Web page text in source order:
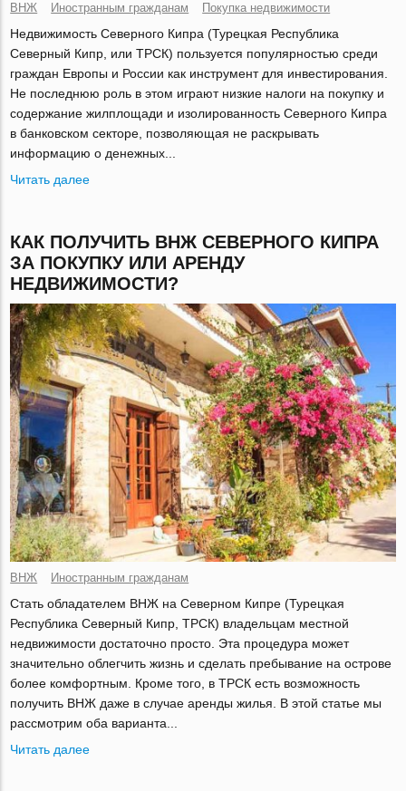
ВНЖ Иностранным гражданам Покупка недвижимости
Недвижимость Северного Кипра (Турецкая Республика
Северный Кипр, или ТРСК) пользуется популярностью среди
граждан Европы и России как инструмент для инвестирования.
Не последнюю роль в этом играют низкие налоги на покупку и
содержание жилплощади и изолированность Северного Кипра
в банковском секторе, позволяющая не раскрывать
информацию о денежных...
Читать далее
КАК ПОЛУЧИТЬ ВНЖ СЕВЕРНОГО КИПРА
ЗА ПОКУПКУ ИЛИ АРЕНДУ
НЕДВИЖИМОСТИ?
ВНЖ Иностранным гражданам
Стать обладателем ВНЖ на Северном Кипре (Турецкая
Республика Северный Кипр, ТРСК) владельцам местной
недвижимости достаточно просто. Эта процедура может
значительно облегчить жизнь и сделать пребывание на острове
более комфортным. Кроме того, в ТРСК есть возможность
получить ВНЖ даже в случае аренды жилья. В этой статье мы
рассмотрим оба варианта...
Читать далее